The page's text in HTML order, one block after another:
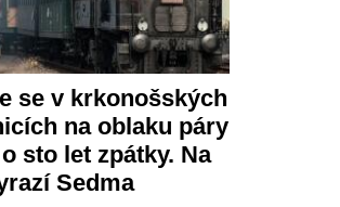
se v krkonošských
na oblaku páry
sto let zpátky. Na
Sedma